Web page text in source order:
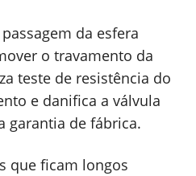
da esfera
o travamento da
teste de resistência do
e danifica a válvula
garantia de fábrica.
que ficam longos